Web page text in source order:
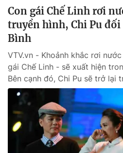
Góc doanh nghiệp
Truyền hình
Phim VTV
Hậu trường
Nhân vật
Khán giả
Giải sao mai
Giải trí
Điện ảnh
Âm nhạc
Sao
Đời sống
Du lịch
Làm đẹp
Chất lượng cuộc sống
Giáo dục
Tuyển sinh
Học trực tuyến
Công nghệ
Hitech Công nghệ tương lai
Con gái Chế Linh rơi
truyền hình, Chi Pu
Bình
VTV.vn - Khoảnh khắc rơi
gái Chế Linh - sẽ xuất hiện
Bên cạnh đó, Chi Pu sẽ trở lại